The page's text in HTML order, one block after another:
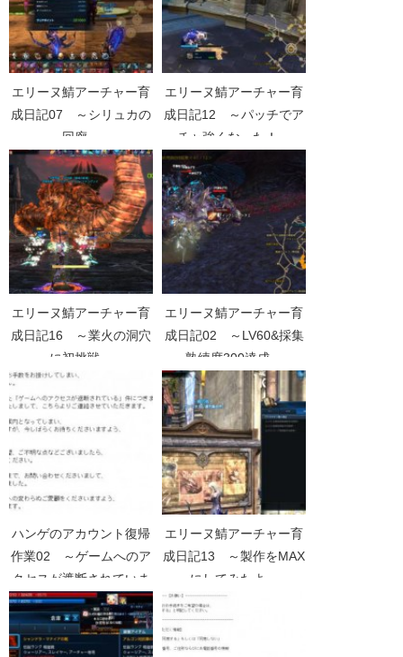
エリーヌ鯖アーチャー育
成日記07 ～シリュカの
回廊～
エリーヌ鯖アーチャー育
成日記12 ～パッチでア
チャ強くなった！～
エリーヌ鯖アーチャー育
成日記16 ～業火の洞穴
に初挑戦～
エリーヌ鯖アーチャー育
成日記02 ～LV60&採集
熟練度300達成～
ハンゲのアカウント復帰
作業02 ～ゲームへのア
クセスが遮断されていま
す～
エリーヌ鯖アーチャー育
成日記13 ～製作をMAX
にしてみたよ～